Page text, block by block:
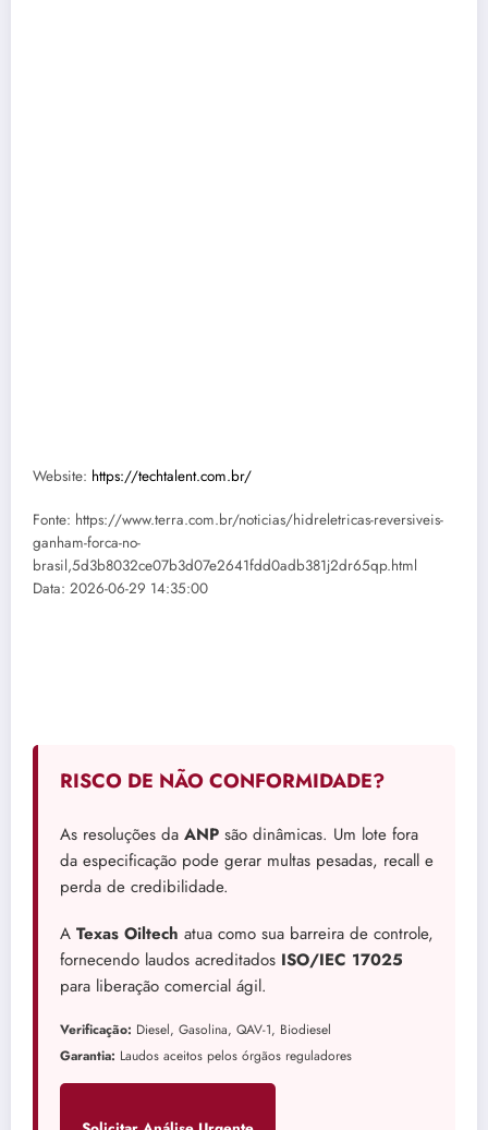
Website: https://techtalent.com.br/
Fonte: https://www.terra.com.br/noticias/hidreletricas-reversiveis-
ganham-forca-no-
brasil,5d3b8032ce07b3d07e2641fdd0adb381j2dr65qp.html
Data: 2026-06-29 14:35:00
RISCO DE NÃO CONFORMIDADE?
As resoluções da ANP são dinâmicas. Um lote fora
da especificação pode gerar multas pesadas, recall e
perda de credibilidade.
A Texas Oiltech atua como sua barreira de controle,
fornecendo laudos acreditados ISO/IEC 17025
para liberação comercial ágil.
Verificação: Diesel, Gasolina, QAV-1, Biodiesel
Garantia: Laudos aceitos pelos órgãos reguladores